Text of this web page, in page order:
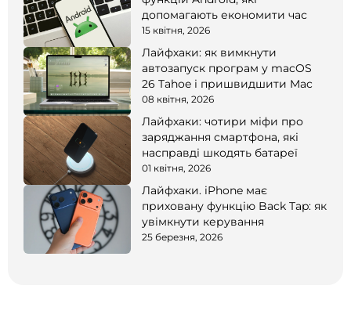
допомагають економити час
15 квітня, 2026
Лайфхаки: як вимкнути
автозапуск програм у macOS
26 Tahoe і пришвидшити Mac
08 квітня, 2026
Лайфхаки: чотири міфи про
заряджання смартфона, які
насправді шкодять батареї
01 квітня, 2026
Лайфхаки. iPhone має
приховану функцію Back Tap: як
увімкнути керування
25 березня, 2026